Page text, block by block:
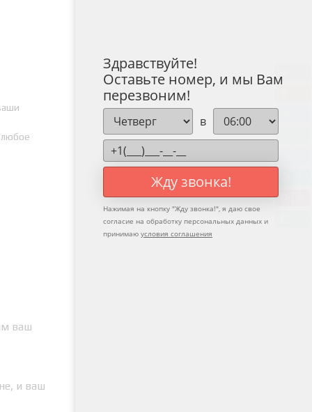
любое
ваш
и ваш
Здравствуйте!
Оставьте номер, и мы Вам
перезвоним!
в
Жду звонка!
Нажимая на кнопку "Жду звонка!", я даю свое
согласие на обработку персональных данных и
принимаю условия соглашения